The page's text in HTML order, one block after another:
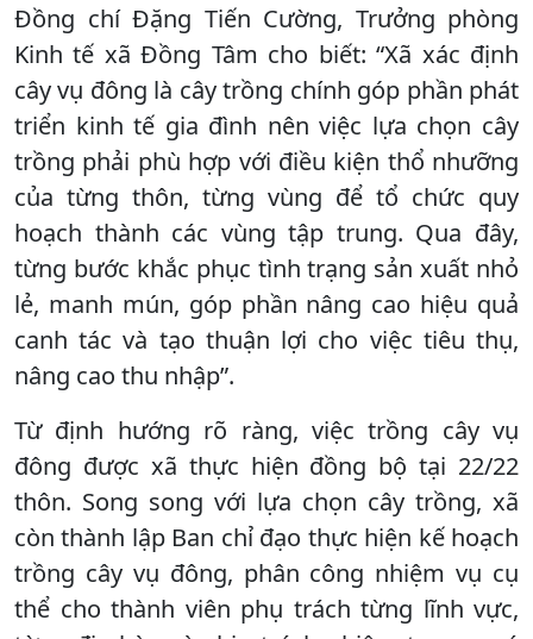
Đồng chí Đặng Tiến Cường, Trưởng phòng
Kinh tế xã Đồng Tâm cho biết: “Xã xác định
cây vụ đông là cây trồng chính góp phần phát
triển kinh tế gia đình nên việc lựa chọn cây
trồng phải phù hợp với điều kiện thổ nhưỡng
của từng thôn, từng vùng để tổ chức quy
hoạch thành các vùng tập trung. Qua đây,
từng bước khắc phục tình trạng sản xuất nhỏ
lẻ, manh mún, góp phần nâng cao hiệu quả
canh tác và tạo thuận lợi cho việc tiêu thụ,
nâng cao thu nhập”.
Từ định hướng rõ ràng, việc trồng cây vụ
đông được xã thực hiện đồng bộ tại 22/22
thôn. Song song với lựa chọn cây trồng, xã
còn thành lập Ban chỉ đạo thực hiện kế hoạch
trồng cây vụ đông, phân công nhiệm vụ cụ
thể cho thành viên phụ trách từng lĩnh vực,